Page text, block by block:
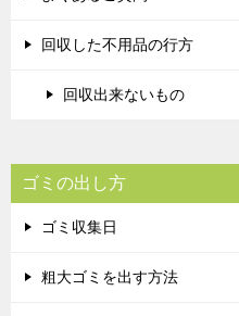
回収した不用品の行方
回収出来ないもの
ゴミの出し方
ゴミ収集日
粗大ゴミを出す方法